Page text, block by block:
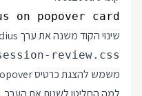
on popover card
שינוי הקוד משנה את ערך border-radius בקובץ שנקרא
review.css